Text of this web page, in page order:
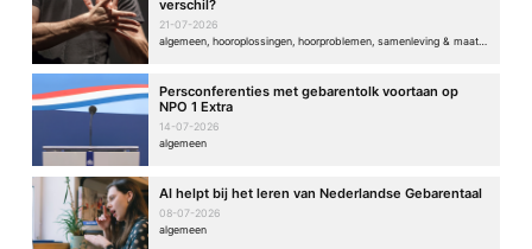
verschil?
21-07-2026
algemeen, hooroplossingen, hoorproblemen, samenleving & maatschappij
Persconferenties met gebarentolk voortaan op
NPO 1 Extra
14-07-2026
algemeen
AI helpt bij het leren van Nederlandse Gebarentaal
08-07-2026
algemeen